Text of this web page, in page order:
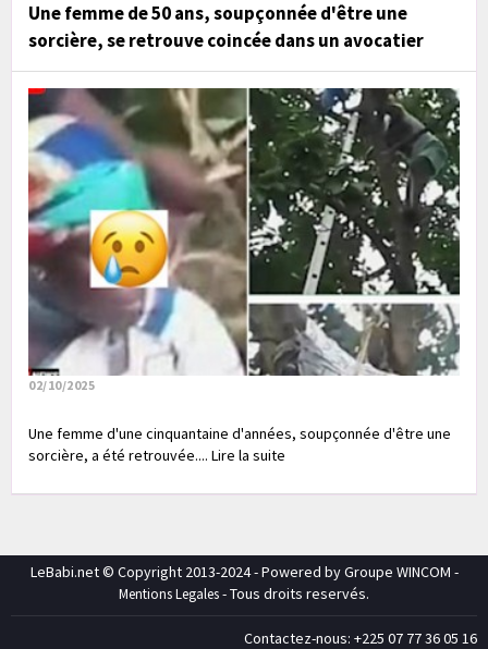
Une femme de 50 ans, soupçonnée d'être une
sorcière, se retrouve coincée dans un avocatier
02/10/2025
Une femme d'une cinquantaine d'années, soupçonnée d'être une
sorcière, a été retrouvée.... Lire la suite
LeBabi.net © Copyright 2013-2024 - Powered by Groupe WINCOM -
Mentions Legales- Tous droits reservés.
Contactez-nous: +225 07 77 36 05 16